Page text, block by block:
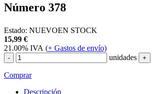
Número 378
Estado: NUEVOEN STOCK
15,99 €
21.00% IVA (+ Gastos de envío)
- unidades +
Comprar
Descripción